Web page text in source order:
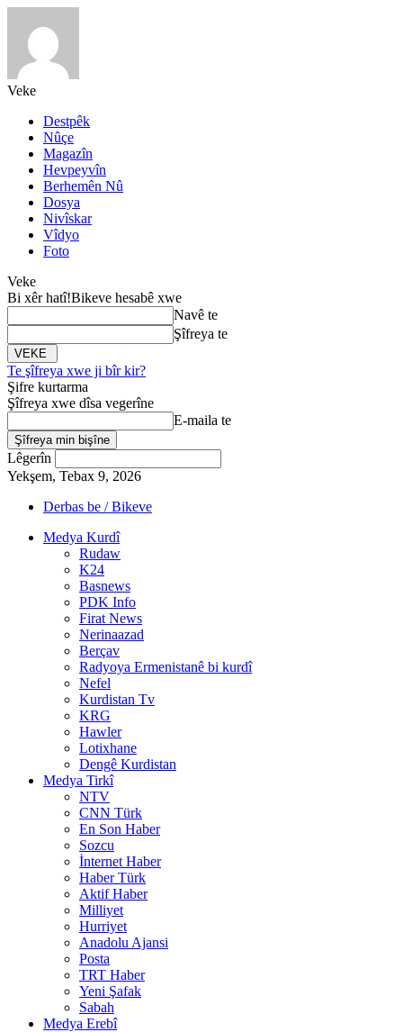
Veke
Destpêk
Nûçe
Magazîn
Hevpeyvîn
Berhemên Nû
Dosya
Nivîskar
Vîdyo
Foto
Veke
Bi xêr hatî!Bikeve hesabê xwe
Navê te
Şîfreya te
Te şîfreya xwe ji bîr kir?
Şifre kurtarma
Şîfreya xwe dîsa vegerîne
E-maila te
Lêgerîn
Yekşem, Tebax 9, 2026
Derbas be / Bikeve
Medya Kurdî
Rudaw
K24
Basnews
PDK Info
Firat News
Nerinaazad
Berçav
Radyoya Ermenistanê bi kurdî
Nefel
Kurdistan Tv
KRG
Hawler
Lotixhane
Dengê Kurdistan
Medya Tirkî
NTV
CNN Türk
En Son Haber
Sozcu
İnternet Haber
Haber Türk
Aktif Haber
Milliyet
Hurriyet
Anadolu Ajansi
Posta
TRT Haber
Yeni Şafak
Sabah
Medya Erebî